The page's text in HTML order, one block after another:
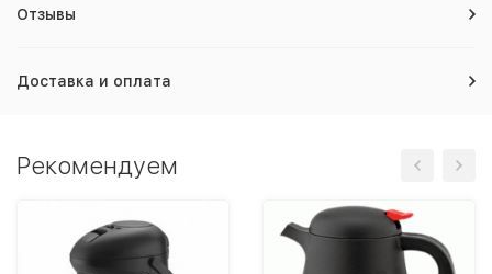
Отзывы
Доставка и оплата
Рекомендуем